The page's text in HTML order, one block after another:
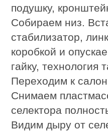
подушку,
Собираем низ.
стабилизатор,
коробкой и
гайку, технология
Переходим к
Снимаем
селектора
Видим дыру от